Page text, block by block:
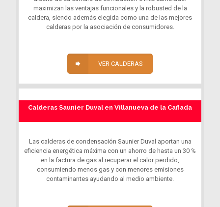
maximizan las ventajas funcionales y la robusted de la
caldera, siendo además elegida como una de las mejores
calderas por la asociación de consumidores.
VER CALDERAS
Calderas Saunier Duval en Villanueva de la Cañada
Las calderas de condensación Saunier Duval aportan una
eficiencia energética máxima con un ahorro de hasta un 30 %
en la factura de gas al recuperar el calor perdido,
consumiendo menos gas y con menores emisiones
contaminantes ayudando al medio ambiente.